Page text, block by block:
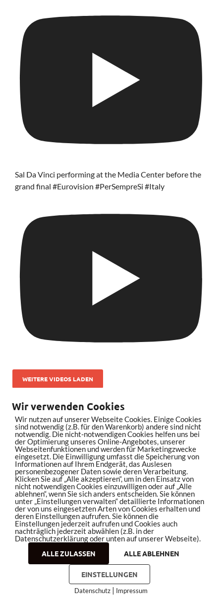
Sal Da Vinci performing at the Media Center before the
grand final #Eurovision #PerSempreSi #Italy
WEITERE VIDEOS LADEN
bleistiftrocker.de auf YouTube abonnieren
Wir verwenden Cookies
Wir nutzen auf unserer Webseite Cookies. Einige Cookies
sind notwendig (z.B. für den Warenkorb) andere sind nicht
notwendig. Die nicht-notwendigen Cookies helfen uns bei
der Optimierung unseres Online-Angebotes, unserer
Webseitenfunktionen und werden für Marketingzwecke
eingesetzt. Die Einwilligung umfasst die Speicherung von
Informationen auf Ihrem Endgerät, das Auslesen
personenbezogener Daten sowie deren Verarbeitung.
Klicken Sie auf „Alle akzeptieren“, um in den Einsatz von
nicht notwendigen Cookies einzuwilligen oder auf „Alle
ablehnen“, wenn Sie sich anders entscheiden. Sie können
unter „Einstellungen verwalten“ detaillierte Informationen
der von uns eingesetzten Arten von Cookies erhalten und
deren Einstellungen aufrufen. Sie können die
Einstellungen jederzeit aufrufen und Cookies auch
nachträglich jederzeit abwählen (z.B. in der
Datenschutzerklärung oder unten auf unserer Webseite).
ALLE ZULASSEN
ALLE ABLEHNEN
EINSTELLUNGEN
Datenschutz | Impressum